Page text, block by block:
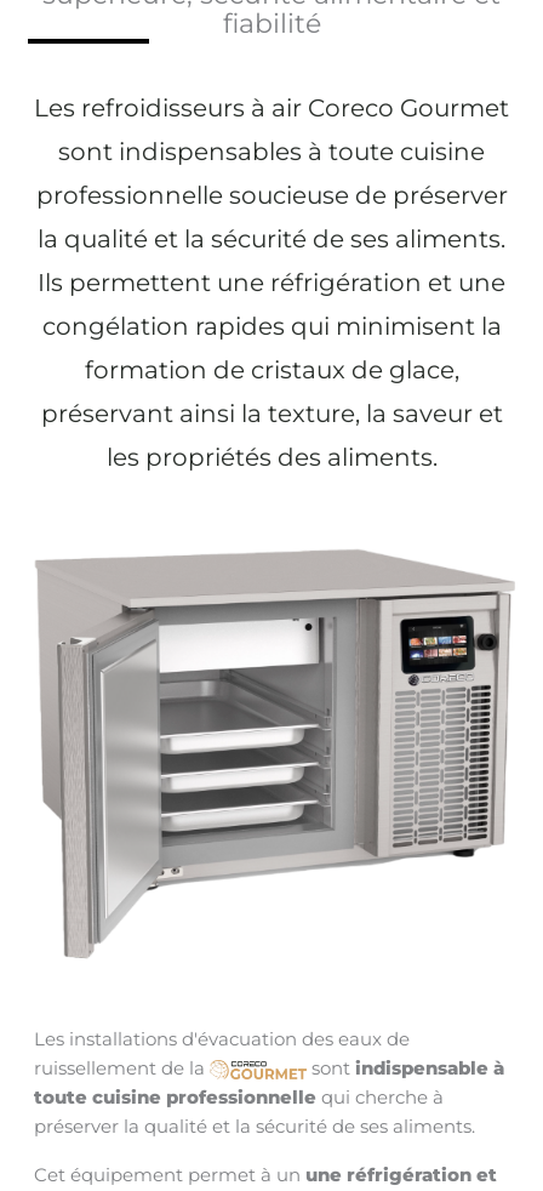
fiabilité
Les refroidisseurs à air Coreco Gourmet
sont indispensables à toute cuisine
professionnelle soucieuse de préserver
la qualité et la sécurité de ses aliments.
Ils permettent une réfrigération et une
congélation rapides qui minimisent la
formation de cristaux de glace,
préservant ainsi la texture, la saveur et
les propriétés des aliments.
Les installations d'évacuation des eaux de
ruissellement de la
sont indispensable à
toute cuisine professionnelle qui cherche à
préserver la qualité et la sécurité de ses aliments.
Cet équipement permet à un une réfrigération et